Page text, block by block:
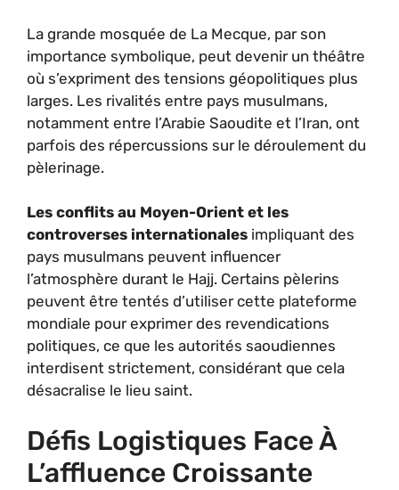
La grande mosquée de La Mecque, par son
importance symbolique, peut devenir un théâtre
où s’expriment des tensions géopolitiques plus
larges. Les rivalités entre pays musulmans,
notamment entre l’Arabie Saoudite et l’Iran, ont
parfois des répercussions sur le déroulement du
pèlerinage.
Les conflits au Moyen-Orient et les
controverses internationales impliquant des
pays musulmans peuvent influencer
l’atmosphère durant le Hajj. Certains pèlerins
peuvent être tentés d’utiliser cette plateforme
mondiale pour exprimer des revendications
politiques, ce que les autorités saoudiennes
interdisent strictement, considérant que cela
désacralise le lieu saint.
Défis Logistiques Face À
L’affluence Croissante